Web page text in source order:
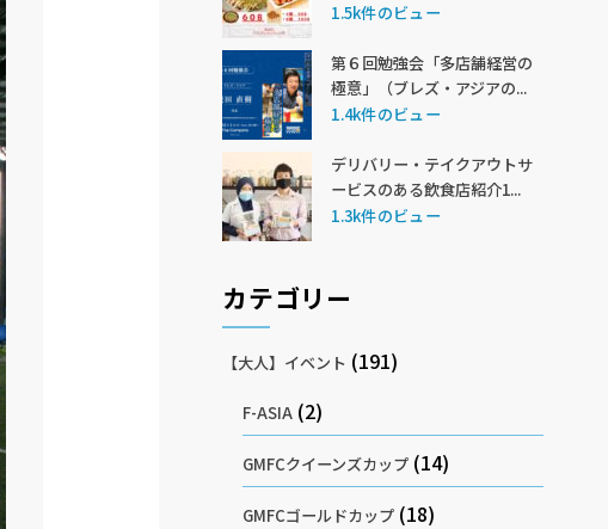
1.5k件のビュー
第６回勉強会「多店舗経営の
極意」（ブレズ・アジアの...
1.4k件のビュー
デリバリー・テイクアウトサ
ービスのある飲食店紹介1...
1.3k件のビュー
カテゴリー
【大人】イベント (191)
F-ASIA(2)
GMFCクイーンズカップ(14)
GMFCゴールドカップ(18)